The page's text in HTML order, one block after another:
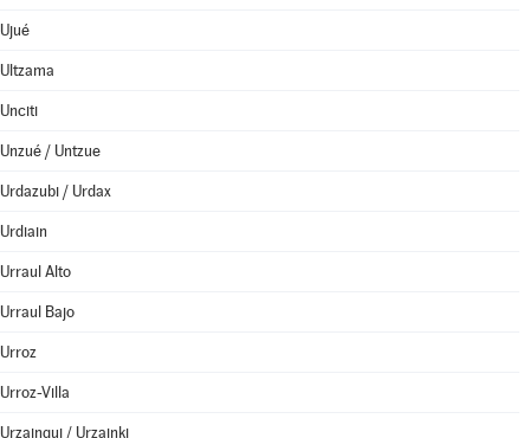
Ujué
Ultzama
Unciti
Unzué / Untzue
Urdazubi / Urdax
Urdiain
Urraul Alto
Urraul Bajo
Urroz
Urroz-Villa
Urzainqui / Urzainki